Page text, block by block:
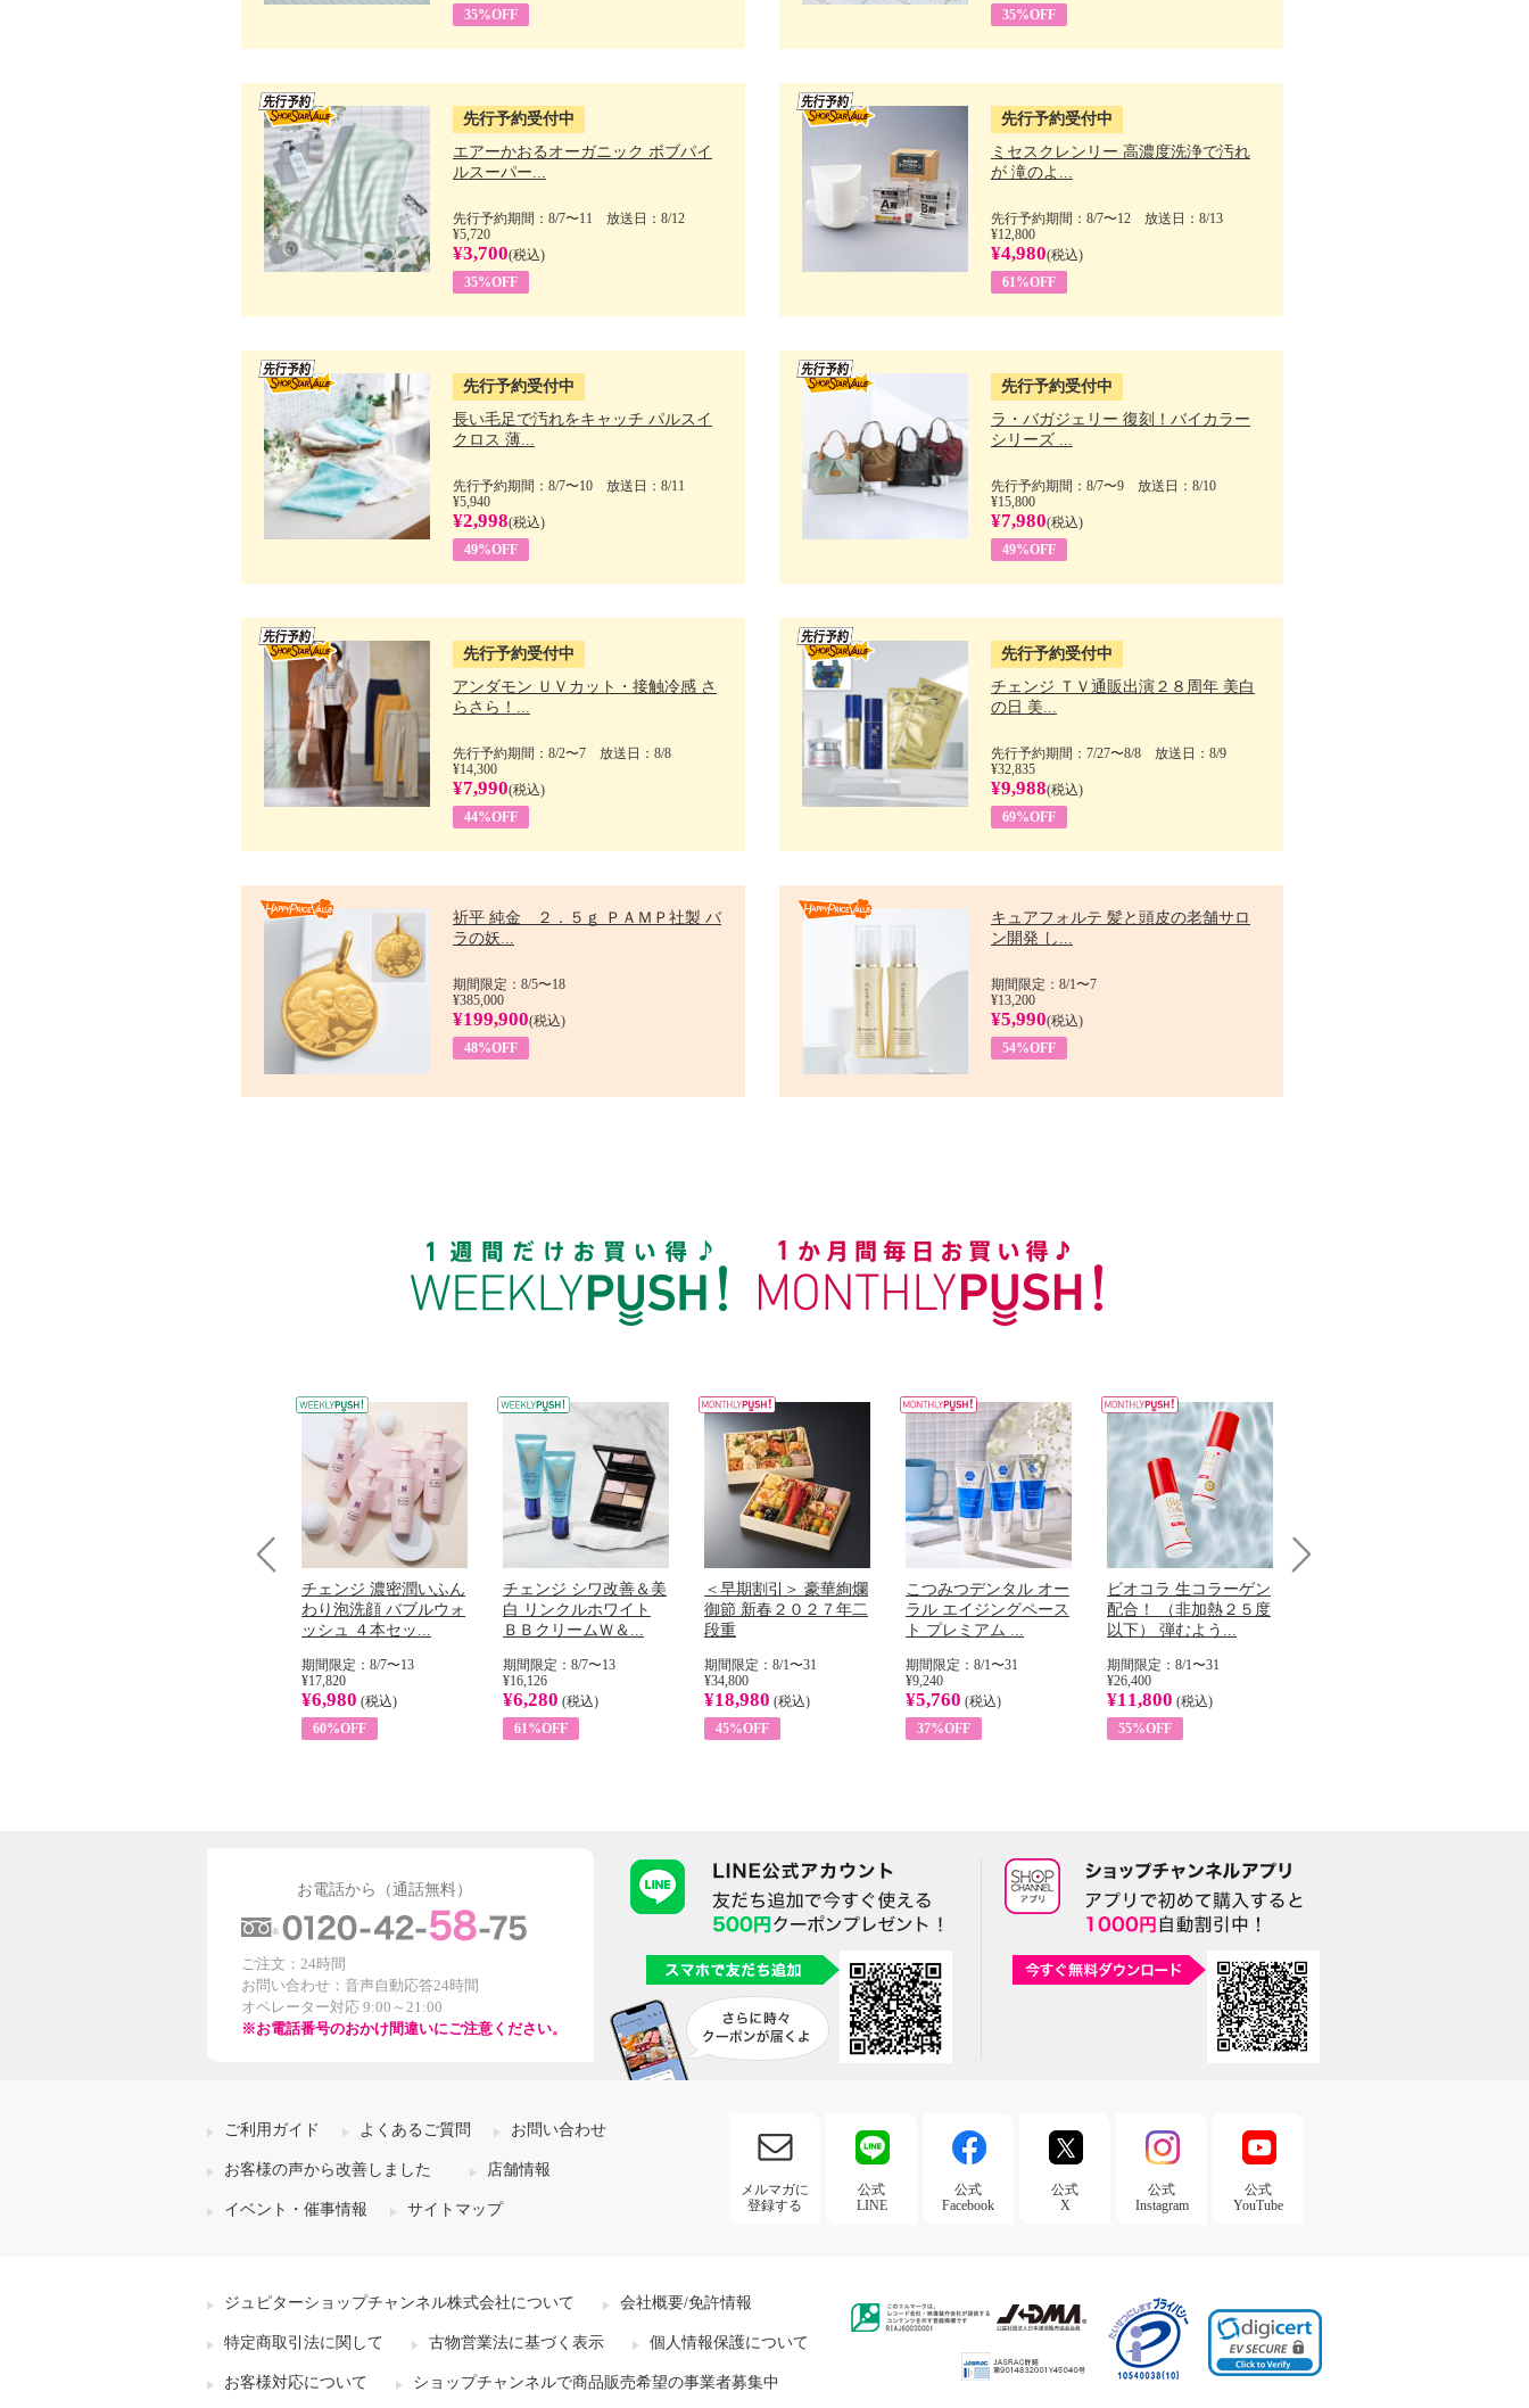
35%OFF
35%OFF
先行予約受付中
エアーかおるオーガニック ボブパイ
ルスーパー...
先行予約期間：8/7〜11 放送日：8/12
¥5,720
¥3,700(税込)
35%OFF
先行予約受付中
ミセスクレンリー 高濃度洗浄で汚れ
が 滝のよ...
先行予約期間：8/7〜12 放送日：8/13
¥12,800
¥4,980(税込)
61%OFF
先行予約受付中
長い毛足で汚れをキャッチ パルスイ
クロス 薄...
先行予約期間：8/7〜10 放送日：8/11
¥5,940
¥2,998(税込)
49%OFF
先行予約受付中
ラ・バガジェリー 復刻！バイカラー
シリーズ ...
先行予約期間：8/7〜9 放送日：8/10
¥15,800
¥7,980(税込)
49%OFF
先行予約受付中
アンダモン ＵＶカット・接触冷感 さ
らさら！...
先行予約期間：8/2〜7 放送日：8/8
¥14,300
¥7,990(税込)
44%OFF
先行予約受付中
チェンジ ＴＶ通販出演２８周年 美白
の日 美...
先行予約期間：7/27〜8/8 放送日：8/9
¥32,835
¥9,988(税込)
69%OFF
祈平 純金 ２．５ｇ ＰＡＭＰ社製 バ
ラの妖...
期間限定：8/5〜18
¥385,000
¥199,900(税込)
48%OFF
キュアフォルテ 髪と頭皮の老舗サロ
ン開発 し...
期間限定：8/1〜7
¥13,200
¥5,990(税込)
54%OFF
チェンジ 濃密潤いふん
わり泡洗顔 バブルウォ
ッシュ ４本セッ...
期間限定：8/7〜13
¥17,820
¥6,980 (税込)
60%OFF
チェンジ シワ改善＆美
白 リンクルホワイト
ＢＢクリームＷ＆...
期間限定：8/7〜13
¥16,126
¥6,280 (税込)
61%OFF
＜早期割引＞ 豪華絢爛
御節 新春２０２７年二
段重
期間限定：8/1〜31
¥34,800
¥18,980 (税込)
45%OFF
こつみつデンタル オー
ラル エイジングペース
ト プレミアム ...
期間限定：8/1〜31
¥9,240
¥5,760 (税込)
37%OFF
ビオコラ 生コラーゲン
配合！ （非加熱２５度
以下） 弾むよう...
期間限定：8/1〜31
¥26,400
¥11,800 (税込)
55%OFF
お電話から（通話無料）
ご注文：24時間
お問い合わせ：音声自動応答24時間
オペレーター対応 9:00～21:00
※お電話番号のおかけ間違いにご注意ください。
ご利用ガイド よくあるご質問 お問い合わせ
お客様の声から改善しました 店舗情報
イベント・催事情報 サイトマップ
メルマガに
登録する
公式
LINE
公式
Facebook
公式
X
公式
Instagram
公式
YouTube
ジュピターショップチャンネル株式会社について 会社概要/免許情報
特定商取引法に関して 古物営業法に基づく表示 個人情報保護について
お客様対応について ショップチャンネルで商品販売希望の事業者募集中